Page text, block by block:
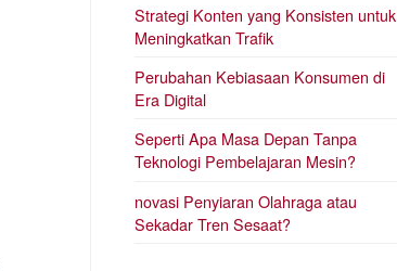
Strategi Konten yang Konsisten untuk
Meningkatkan Trafik
Perubahan Kebiasaan Konsumen di
Era Digital
Seperti Apa Masa Depan Tanpa
Teknologi Pembelajaran Mesin?
novasi Penyiaran Olahraga atau
Sekadar Tren Sesaat?